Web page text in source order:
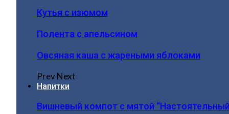
Кутья с изюмом
Полента с апельсином
Овсяная каша с жареными яблоками
PrevNext
Напитки
Вишневый компот с мятой